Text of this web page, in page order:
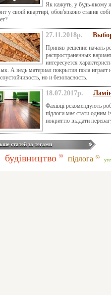
Як кажуть, у будь-якому
у своїй квартирі, обов'язково ставив
27.11.2018р.
Приняв решение начать
распространенных
интересуется
А ведь материал покрытия пола
но и безопасность.
18.07.2017р.
Фахівці рекомендують
підлоги має стати одним
покриттю віддати
статей за тегами
будівництво 90 підлога 63